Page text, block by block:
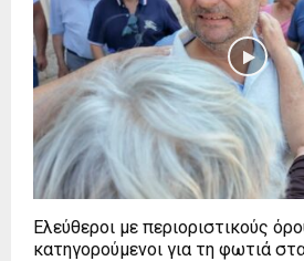
Ελεύθεροι με περιοριστικούς
κατηγορούμενοι για τη φωτιά